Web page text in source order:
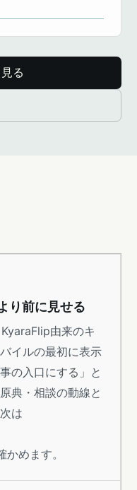
る
り前に見せる
由来のキ
イルの最初に表示
の入口にする」と
典・相談の動線と
は
めます。